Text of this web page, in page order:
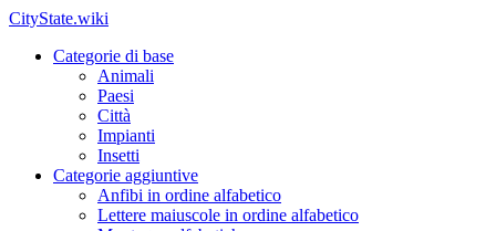
CityState.wiki
Categorie di base
Animali
Paesi
Città
Impianti
Insetti
Categorie aggiuntive
Anfibi in ordine alfabetico
Lettere maiuscole in ordine alfabetico